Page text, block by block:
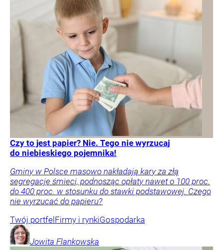
Czy to jest papier? Nie. Tego nie wyrzucaj
do niebieskiego pojemnika!
Gminy w Polsce masowo nakładają kary za złą
segregację śmieci, podnosząc opłaty nawet o 100 proc.
do 400 proc. w stosunku do stawki podstawowej. Czego
nie wyrzucać do papieru?
Twój portfelFirmy i rynkiGospodarka
Jowita Flankowska